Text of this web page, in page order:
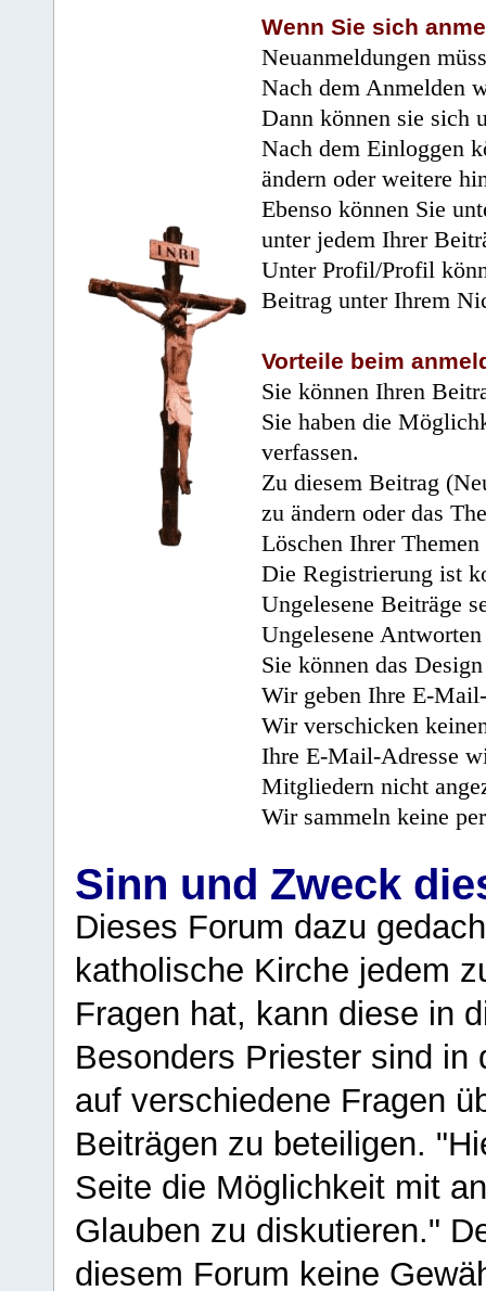
Wenn Sie sich
Neuanmeldungen
Nach dem Anmelden
Dann können sie sich
Nach dem Einloggen
ändern oder weitere
Ebenso können Sie
unter jedem Ihrer
Unter Profil/Profil
Beitrag unter Ihrem
Vorteile beim
Sie können Ihren
Sie haben die
verfassen.
Zu diesem Beitrag
zu ändern oder das
Löschen Ihrer
Die Registrierung ist
Ungelesene Beiträge
Ungelesene
Sie können das
Wir geben Ihre E-
Wir verschicken
Ihre E-Mail-Adresse
Mitgliedern nicht
Wir sammeln keine
Sinn und Zweck
Dieses Forum dazu
katholische Kirche jedem
Fragen hat, kann diese in
Besonders Priester sind in
auf verschiedene Fragen
Beiträgen zu beteiligen.
Seite die Möglichkeit mit
Glauben zu diskutieren."
diesem Forum keine